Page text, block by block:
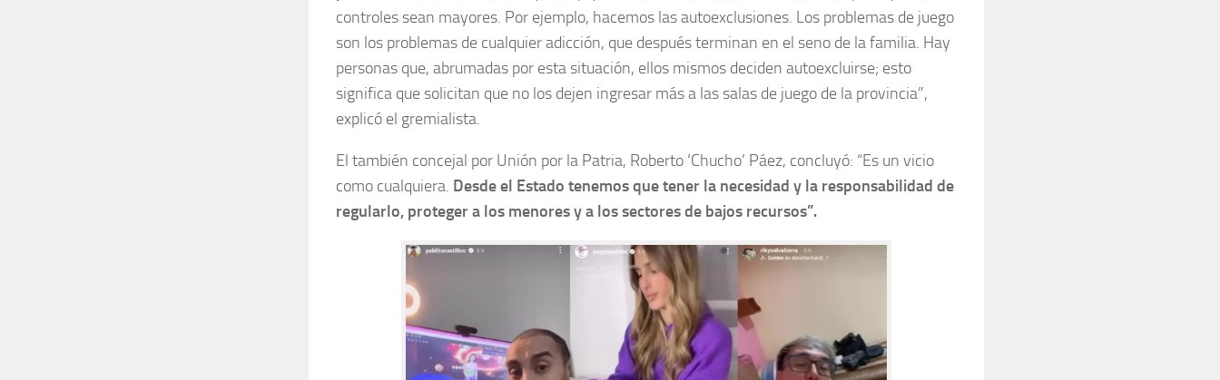
controles sean mayores. Por ejemplo, hacemos las autoexclusiones. Los problemas de juego
son los problemas de cualquier adicción, que después terminan en el seno de la familia. Hay
personas que, abrumadas por esta situación, ellos mismos deciden autoexcluirse; esto
significa que solicitan que no los dejen ingresar más a las salas de juego de la provincia”,
explicó el gremialista.
El también concejal por Unión por la Patria, Roberto ‘Chucho’ Páez, concluyó: “Es un vicio
como cualquiera. Desde el Estado tenemos que tener la necesidad y la responsabilidad de
regularlo, proteger a los menores y a los sectores de bajos recursos”.